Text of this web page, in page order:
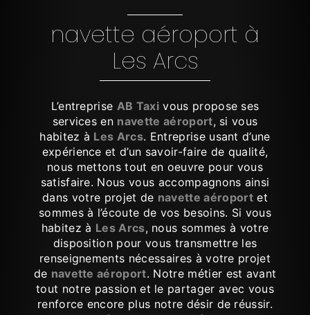
navette aéroport à
Les Arcs
L’entreprise AB Taxivous propose ses
services en navette aéroport, si vous
habitez à Les Arcs. Entreprise usant d’une
expérience et d’un savoir-faire de qualité,
nous mettons tout en oeuvre pour vous
satisfaire. Nous vous accompagnons ainsi
dans votre projet de navette aéroportet
sommes à l’écoute de vos besoins. Si vous
habitez à Les Arcs, nous sommes à votre
disposition pour vous transmettre les
renseignements nécessaires à votre projet
de navette aéroport. Notre métier est avant
tout notre passion et le partager avec vous
renforce encore plus notre désir de réussir.